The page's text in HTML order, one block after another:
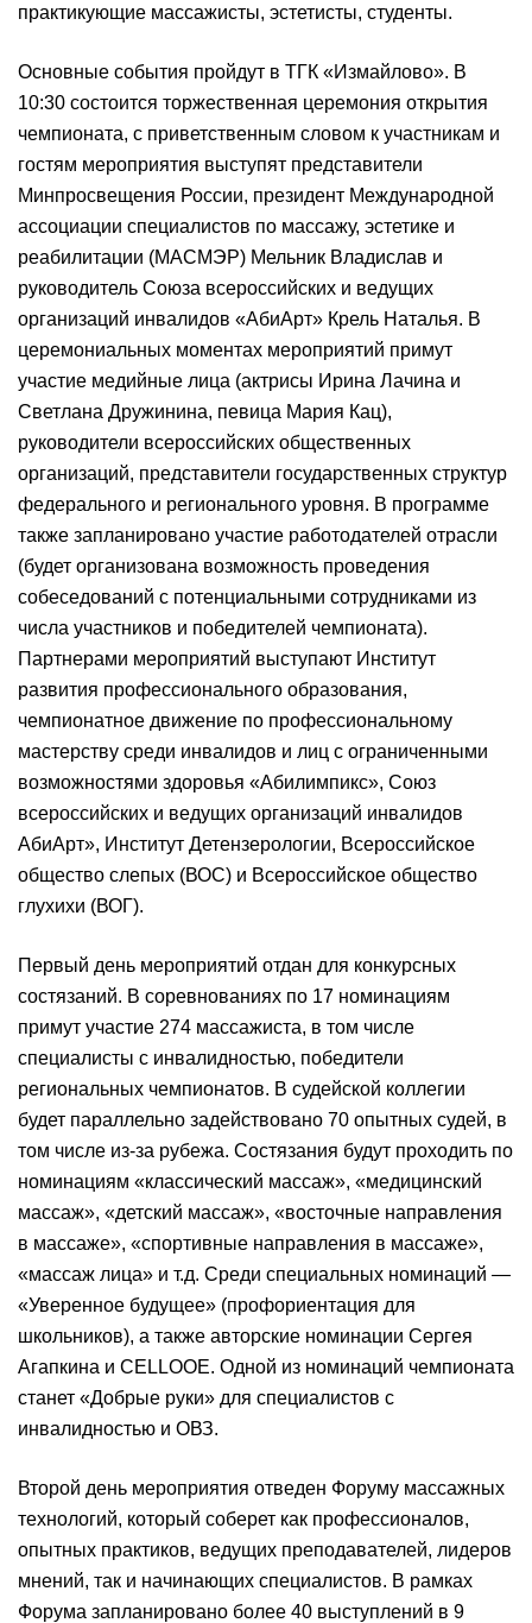
практикующие массажисты, эстетисты, студенты.
Основные события пройдут в ТГК «Измайлово». В
10:30 состоится торжественная церемония открытия
чемпионата, с приветственным словом к участникам и
гостям мероприятия выступят представители
Минпросвещения России, президент Международной
ассоциации специалистов по массажу, эстетике и
реабилитации (МАСМЭР) Мельник Владислав и
руководитель Союза всероссийских и ведущих
организаций инвалидов «АбиАрт» Крель Наталья. В
церемониальных моментах мероприятий примут
участие медийные лица (актрисы Ирина Лачина и
Светлана Дружинина, певица Мария Кац),
руководители всероссийских общественных
организаций, представители государственных структур
федерального и регионального уровня. В программе
также запланировано участие работодателей отрасли
(будет организована возможность проведения
собеседований с потенциальными сотрудниками из
числа участников и победителей чемпионата).
Партнерами мероприятий выступают Институт
развития профессионального образования,
чемпионатное движение по профессиональному
мастерству среди инвалидов и лиц с ограниченными
возможностями здоровья «Абилимпикс», Союз
всероссийских и ведущих организаций инвалидов
АбиАрт», Институт Детензерологии, Всероссийское
общество слепых (ВОС) и Всероссийское общество
глухихи (ВОГ).
Первый день мероприятий отдан для конкурсных
состязаний. В соревнованиях по 17 номинациям
примут участие 274 массажиста, в том числе
специалисты с инвалидностью, победители
региональных чемпионатов. В судейской коллегии
будет параллельно задействовано 70 опытных судей, в
том числе из-за рубежа. Состязания будут проходить по
номинациям «классический массаж», «медицинский
массаж», «детский массаж», «восточные направления
в массаже», «спортивные направления в массаже»,
«массаж лица» и т.д. Среди специальных номинаций —
«Уверенное будущее» (профориентация для
школьников), а также авторские номинации Сергея
Агапкина и CELLOOE. Одной из номинаций чемпионата
станет «Добрые руки» для специалистов с
инвалидностью и ОВЗ.
Второй день мероприятия отведен Форуму массажных
технологий, который соберет как профессионалов,
опытных практиков, ведущих преподавателей, лидеров
мнений, так и начинающих специалистов. В рамках
Форума запланировано более 40 выступлений в 9